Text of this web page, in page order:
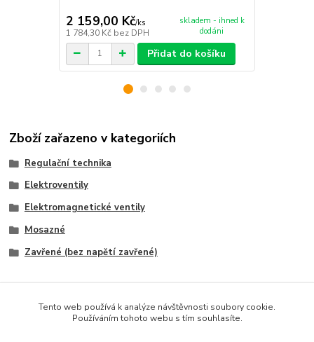
2 159,00 Kč/ks
1 784,30 Kč bez DPH
skladem - ihned k
dodáni
Přidat do košíku
Zboží zařazeno v kategoriích
Regulační technika
Elektroventily
Elektromagnetické ventily
Mosazné
Zavřené (bez napětí zavřené)
Tento web používá k analýze návštěvnosti soubory cookie.
Používáním tohoto webu s tím souhlasíte.